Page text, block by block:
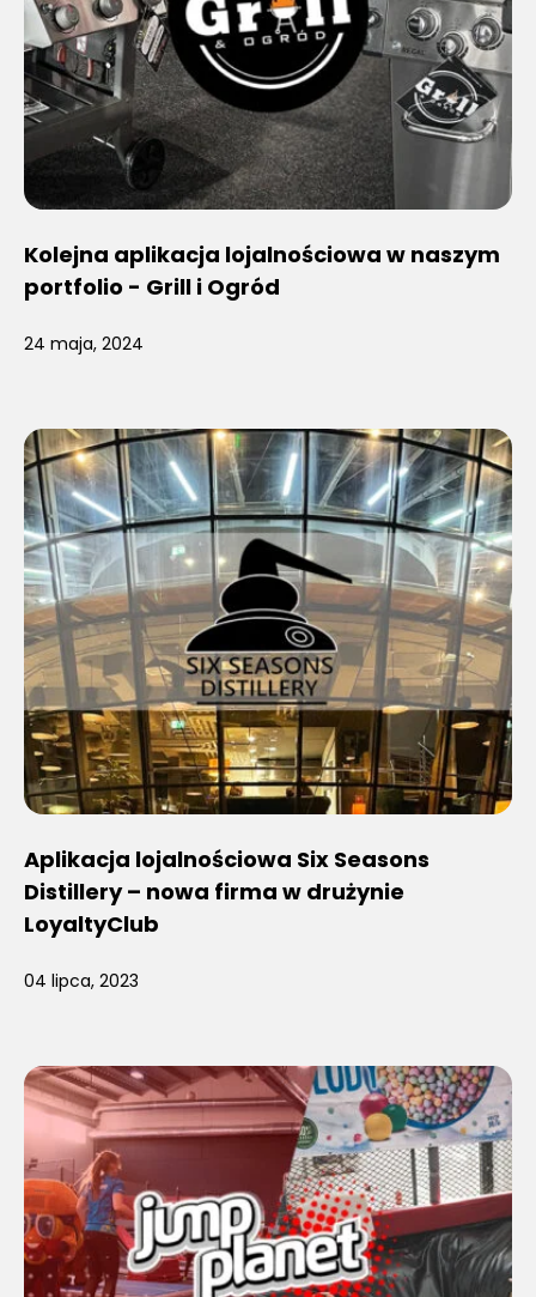
Kolejna aplikacja lojalnościowa w naszym
portfolio - Grill i Ogród
24 maja, 2024
Aplikacja lojalnościowa Six Seasons
Distillery – nowa firma w drużynie
LoyaltyClub
04 lipca, 2023